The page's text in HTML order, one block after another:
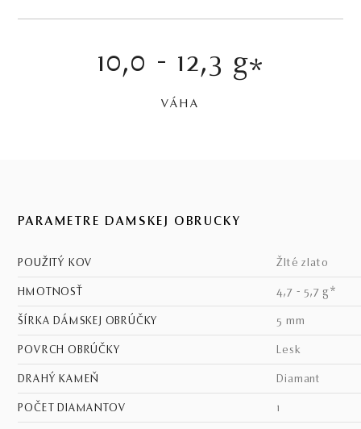
10,0 - 12,3 g*
VÁHA
PARAMETRE DÁMSKEJ OBRÚČKY
POUŽITÝ KOV žlté zlato
HMOTNOSŤ 4,7 - 5,7 g*
ŠÍRKA DÁMSKEJ OBRÚČKY 5 mm
POVRCH OBRÚČKY lesk
DRAHÝ KAMEŇ diamant
POČET DIAMANTOV 1